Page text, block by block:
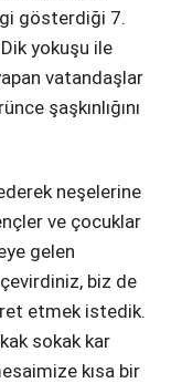
Youtube
gösterdiği 7.
yokuşu ile
vatandaşlar
şaşkınlığını
neşelerine
ve çocuklar
gelen
çevirdiniz, biz de
etmek istedik.
sokak kar
kısa bir